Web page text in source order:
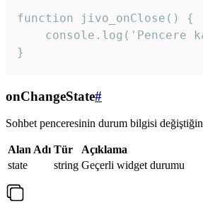
function jivo_onClose() {
console.log('Pencere
}
onChangeState#
Sohbet penceresinin durum bilgisi
Alan Adı Tür
Açıklama
state
string Geçerli widget durumu